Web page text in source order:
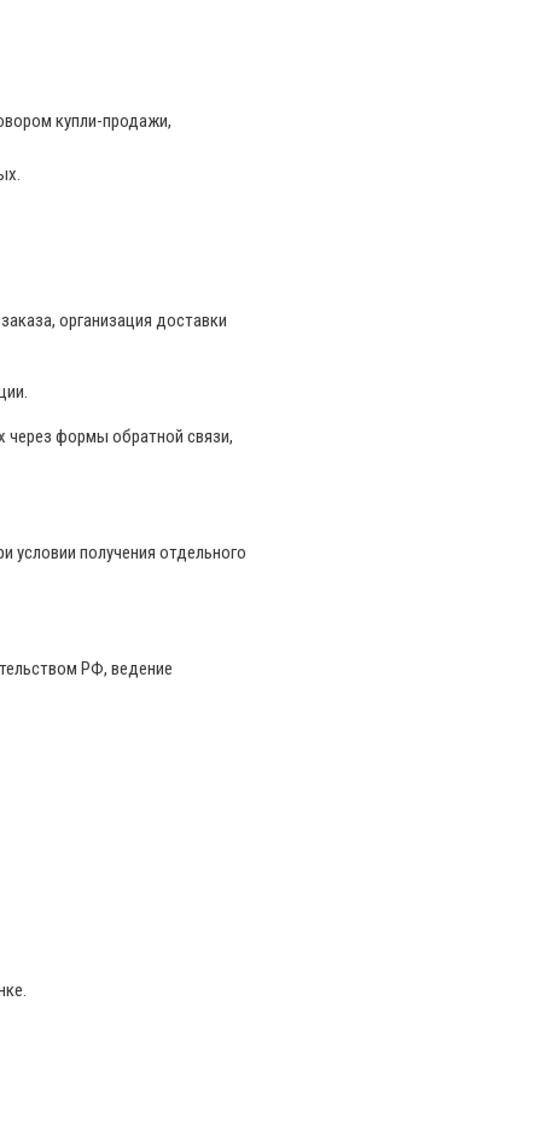
купли-продажи,
организация доставки
через формы обратной связи,
условии получения отдельного
РФ, ведение